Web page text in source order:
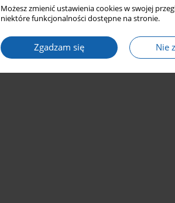
Możesz zmienić ustawienia cookies w swojej
niektóre funkcjonalności dostępne na stronie.
Zgadzam się Nie